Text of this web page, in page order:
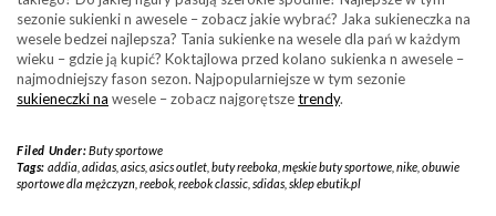
sezonie sukienki n awesele – zobacz jakie wybrać? Jaka sukieneczka na
wesele bedzei najlepsza? Tania sukienke na wesele dla pań w każdym
wieku – gdzie ją kupić? Koktajlowa przed kolano sukienka n awesele –
najmodniejszy fason sezon. Najpopularniejsze w tym sezonie
sukieneczki na wesele – zobacz najgorętszetrendy.
Filed Under:Buty sportowe
Tags: addia adidas, asics, asics outlet, buty reeboka męskie buty sportowe, nike, obuwie
sportowe dla mężczyzn reebok reebok classic sdidas sklep ebutik.pl